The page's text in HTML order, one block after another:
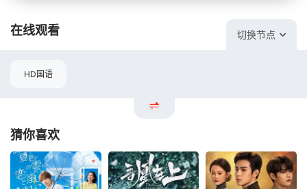
在线观看 切换节点
HD国语
猜你喜欢